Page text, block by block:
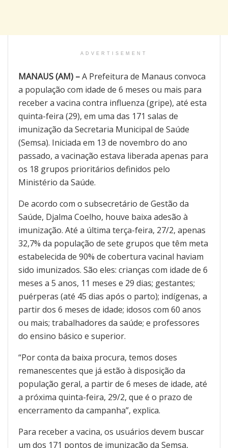
ADVERTISEMENT
MANAUS (AM) –A Prefeitura de Manaus convoca
a população com idade de 6 meses ou mais para
receber a vacina contra influenza (gripe), até esta
quinta-feira (29), em uma das 171 salas de
imunização da Secretaria Municipal de Saúde
(Semsa). Iniciada em 13 de novembro do ano
passado, a vacinação estava liberada apenas para
os 18 grupos prioritários definidos pelo
Ministério da Saúde.
De acordo com o subsecretário de Gestão da
Saúde, Djalma Coelho, houve baixa adesão à
imunização. Até a última terça-feira, 27/2, apenas
32,7% da população de sete grupos que têm meta
estabelecida de 90% de cobertura vacinal haviam
sido imunizados. São eles: crianças com idade de 6
meses a 5 anos, 11 meses e 29 dias; gestantes;
puérperas (até 45 dias após o parto); indígenas, a
partir dos 6 meses de idade; idosos com 60 anos
ou mais; trabalhadores da saúde; e professores
do ensino básico e superior.
“Por conta da baixa procura, temos doses
remanescentes que já estão à disposição da
população geral, a partir de 6 meses de idade, até
a próxima quinta-feira, 29/2, que é o prazo de
encerramento da campanha”, explica.
Para receber a vacina, os usuários devem buscar
um dos 171 pontos de imunização da Semsa,